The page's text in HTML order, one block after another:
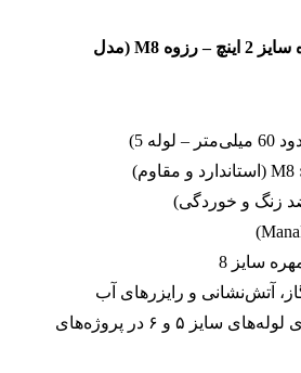
کرپی (یوبولت) گالوانیزه سایز 2 اینچ – رزوه M8 (مدل
M8 (استاندارد و مقاوم)
زنگ و خوردگی)
آتش‌نشانی و رایزرهای آب
پرفروش‌ترین بست برای لوله‌های سایز ۵ و ۶ در پروژه‌های